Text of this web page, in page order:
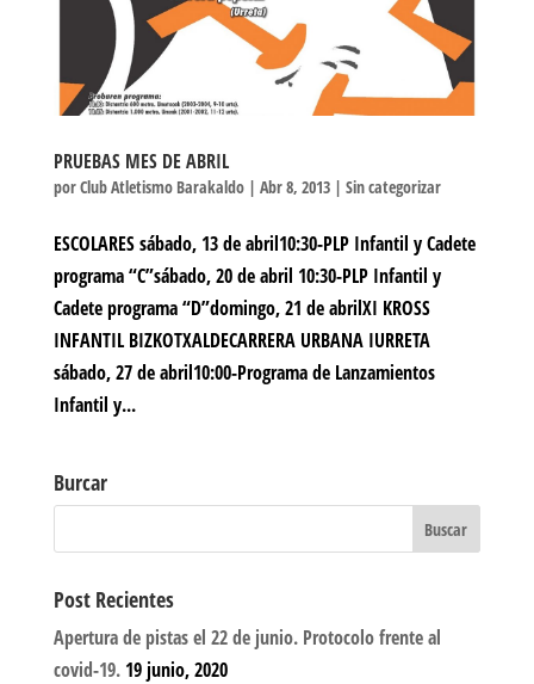
PRUEBAS MES DE ABRIL
porClub Atletismo Barakaldo| Abr 8, 2013| Sin categorizar
ESCOLARES sábado, 13 de abril10:30-PLP Infantil y Cadete
programa “C”sábado, 20 de abril 10:30-PLP Infantil y
Cadete programa “D”domingo, 21 de abrilXI KROSS
INFANTIL BIZKOTXALDECARRERA URBANA IURRETA
sábado, 27 de abril10:00-Programa de Lanzamientos
Infantil y...
Burcar
Post Recientes
Apertura de pistas el 22 de junio. Protocolo frente al
covid-19. 19 junio, 2020